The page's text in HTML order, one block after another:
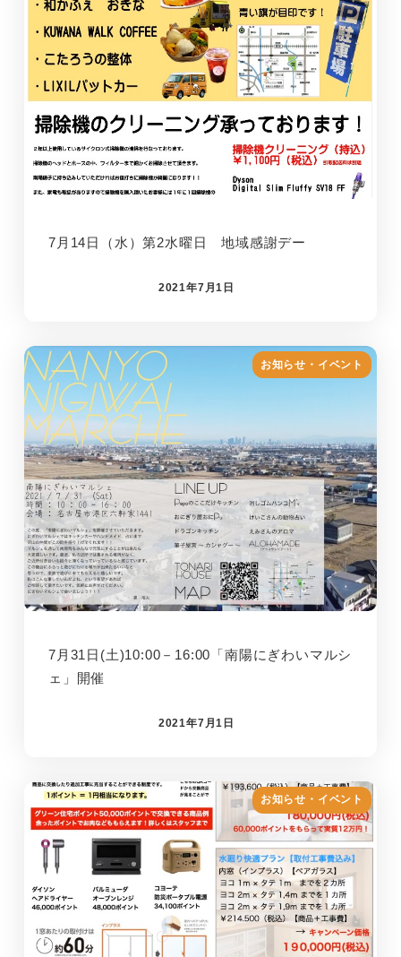
7月14日（水）第2水曜日 地域感謝デー
2021年7月1日
お知らせ・イベント
7月31日(土)10:00－16:00「南陽にぎわいマルシ
ェ」開催
2021年7月1日
お知らせ・イベント